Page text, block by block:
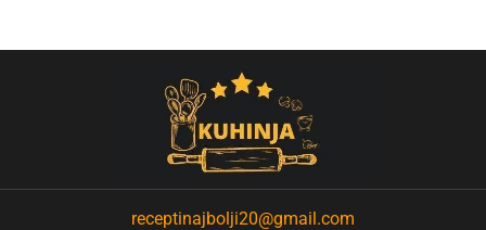
receptinajbolji20@gmail.com